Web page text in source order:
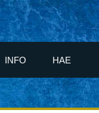
INFO HAE